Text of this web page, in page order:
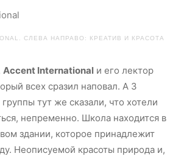
СЛЕВА НАПРАВО: КРЕАТИВ И КРАСОТА
Accent International и его лектор
всех сразил наповал. А 3
тут же сказали, что хотели
непременно. Школа находится в
здании, которое принадлежит
Неописуемой красоты природа и,